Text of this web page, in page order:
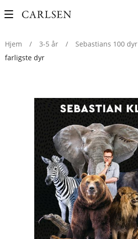
Main
Hjem
/ 3-5 år / Sebastians 100 dyr
farligste dyr